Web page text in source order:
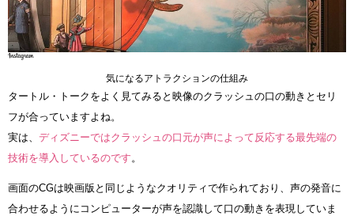
気になるアトラクションの仕組み
タートル・トークをよく見てみると映像のクラッシュの口の動きとセリ
フが合っていますよね。
実は、 ディズニーではクラッシュの口元が声によって反応する最先端の
技術を導入しているのです。
画面のCGは映画版と同じようなクオリティで作られており、声の発音に
合わせるようにコンピューターが声を認識して口の動きを表現していま